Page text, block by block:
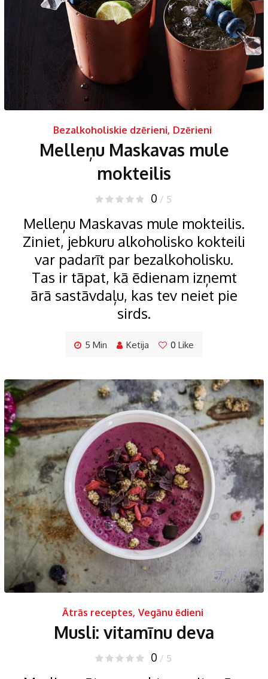
Bezalkoholiskie dzērieni, Dzērieni
Melleņu Maskavas mule
mokteilis
0 / 5
Melleņu Maskavas mule mokteilis.
Ziniet, jebkuru alkoholisko kokteili
var padarīt par bezalkoholisku.
Tas ir tāpat, kā ēdienam izņemt
ārā sastāvdaļu, kas tev neiet pie
sirds.
5 Min Ketija 0 Like
Ātrās receptes, Vegānu ēdieni
Musli: vitamīnu deva
0 / 5